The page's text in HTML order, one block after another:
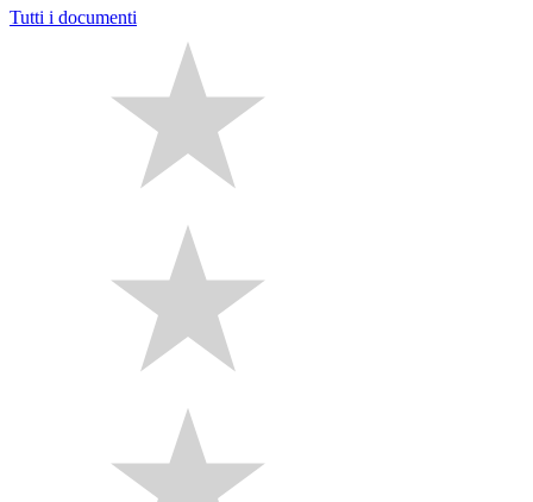
Tutti i documenti